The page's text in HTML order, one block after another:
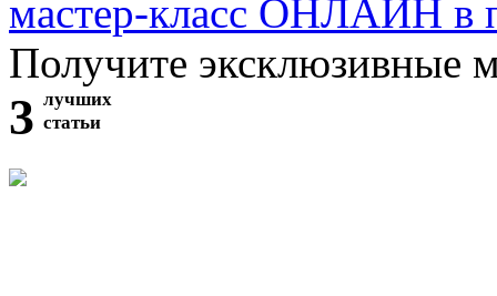
мастер-класс ОНЛАЙН в
Получите эксклюзивные
3 лучших
статьи